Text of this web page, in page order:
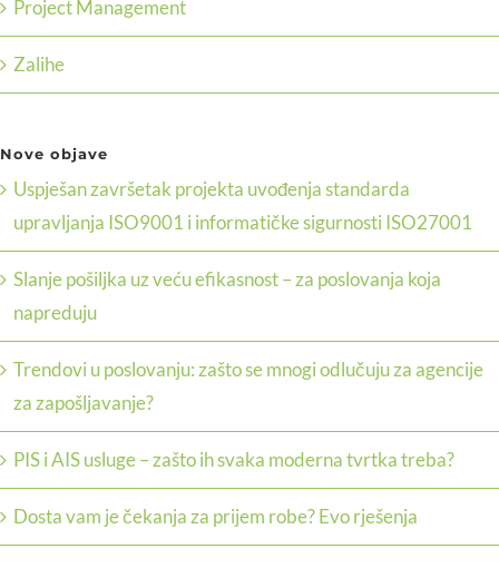
Project Management
Zalihe
Nove objave
Uspješan završetak projekta uvođenja standarda
upravljanja ISO9001 i informatičke sigurnosti ISO27001
Slanje pošiljka uz veću efikasnost – za poslovanja koja
napreduju
Trendovi u poslovanju: zašto se mnogi odlučuju za agencije
za zapošljavanje?
PIS i AIS usluge – zašto ih svaka moderna tvrtka treba?
Dosta vam je čekanja za prijem robe? Evo rješenja